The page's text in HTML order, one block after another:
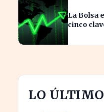
La Bolsa
cinco
LO ÚLTIMO